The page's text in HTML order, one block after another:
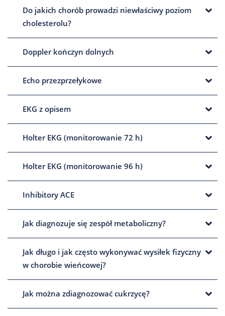
Do jakich chorób prowadzi niewłaściwy poziom
cholesterolu?
Doppler kończyn dolnych
Echo przezprzełykowe
EKG z opisem
Holter EKG (monitorowanie 72 h)
Holter EKG (monitorowanie 96 h)
Inhibitory ACE
Jak diagnozuje się zespół metaboliczny?
Jak długo i jak często wykonywać wysiłek fizyczny
w chorobie wieńcowej?
Jak można zdiagnozować cukrzycę?